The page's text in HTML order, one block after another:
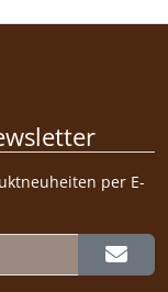
per E-